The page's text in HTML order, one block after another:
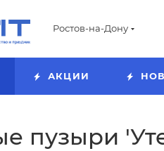
Ростов-на-Дону
АКЦИИ
пузыри